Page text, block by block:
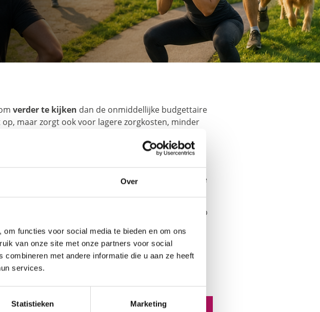
Over
functies voor social media te bieden en om ons
van onze site met onze partners voor social
met andere informatie die u aan ze heeft
services.
Statistieken Marketing
verder te kijken dan de onmiddellijke budgettaire
maar zorgt ook voor lagere zorgkosten, minder
in een actieve levensstijl een belangrijke
te brengen in een nieuw tarief van 9% volgens
valt onder 21% btw. Voor de burger zijn dergelijke
in gezondere burgers, een lagere druk op
Volgend bericht:
Nieuwe editie tijdschrift Fit 2.0